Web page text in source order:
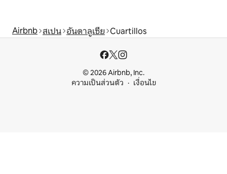
Airbnb สเปน อันดาลูเซีย Cuartillos
© 2026 Airbnb, Inc.
ความเป็นส่วนตัว
เงื่อนไข